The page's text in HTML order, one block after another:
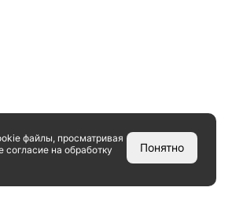
файлы, просматривая
согласие на обработку
Понятно